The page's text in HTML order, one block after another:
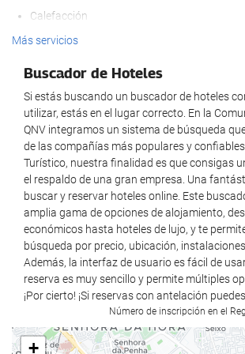
Bar
Menú infantil
Botella de agua
Fruta
Bienestar
Spa
Bañera de hidromasaje
Sauna
Servicio de masaje
Gimnasio
Parking
Calefacción
Ascensor
Habitaciones No fumadores
Hotel no fumadores
Zona de fumadores
No admite mascotas
Servicios de recepción
Recepción 24 horas
Guardaequipaje
Caja fuerte
Cajero automático
Información turística
Más servicios
Buscador de Hoteles
Si estás buscando un buscador de hoteles
utilizar, estás en el lugar correcto. En la
QNV integramos un sistema de búsqueda
de las compañías más populares y
Turístico, nuestra finalidad es que consigas
el respaldo de una gran empresa. Una
buscar y reservar hoteles online. Este
amplia gama de opciones de alojamiento,
económicos hasta hoteles de lujo, y te
búsqueda por precio, ubicación,
Además, la interfaz de usuario es fácil de
reserva es muy sencillo y permite múltiples
¡Por cierto! ¡Si reservas con antelación
Número de inscripción en el
+